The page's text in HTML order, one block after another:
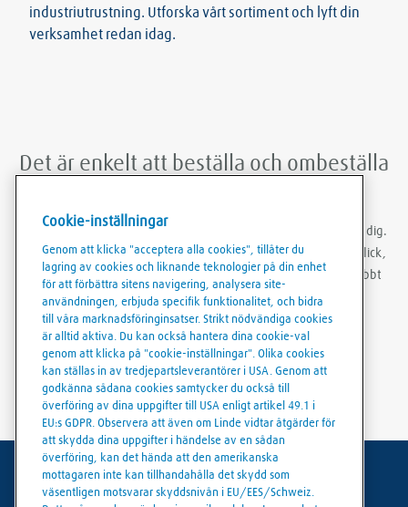
industriutrustning. Utforska vårt sortiment och lyft din
verksamhet redan idag.
Det är enkelt att beställa och ombeställa
Med Linde Shop-appen kan du beställa gas var du än befinner dig.
Du kan vara inloggad, göra ombeställningar med bara några klick,
skapa ordermallar och ladda ner fakturor och följesedlar snabbt
och smidigt.
Användarvillkor
Cookie-inställningar
Genom att klicka "acceptera alla cookies", tillåter du
lagring av cookies och liknande teknologier på din enhet
för att förbättra sitens navigering, analysera site-
användningen, erbjuda specifik funktionalitet, och bidra
till våra marknadsföringinsatser. Strikt nödvändiga cookies
är alltid aktiva. Du kan också hantera dina cookie-val
genom att klicka på "cookie-inställningar". Olika cookies
kan ställas in av tredjepartsleverantörer i USA. Genom att
godkänna sådana cookies samtycker du också till
överföring av dina uppgifter till USA enligt artikel 49.1 i
EU:s GDPR. Observera att även om Linde vidtar åtgärder för
att skydda dina uppgifter i händelse av en sådan
överföring, kan det hända att den amerikanska
mottagaren inte kan tillhandahålla det skydd som
väsentligen motsvarar skyddsnivån i EU/EES/Schweiz.